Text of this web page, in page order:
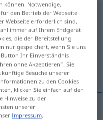
antippen)
können. Notwendige,
den Betrieb der Webseite
Webseite erforderlich sind,
immer auf Ihrem Endgerät
die der Bereitstellung
nur gespeichert, wenn Sie uns
Ihr Einverständnis
ohne Akzeptieren“. Sie
Besuche unserer
zu den Cookies
klicken Sie einfach auf den
Hinweise zu der
unserer
Impressum.